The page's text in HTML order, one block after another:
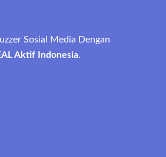
Sosial Media Dengan
Aktif Indonesia.